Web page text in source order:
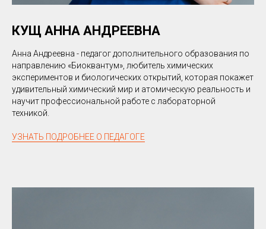
КУЩ АННА АНДРЕЕВНА
Анна Андреевна - педагог дополнительного образования по
направлению «Биоквантум», любитель химических
экспериментов и биологических открытий, которая покажет
удивительный химический мир и атомическую реальность и
научит профессиональной работе с лабораторной
техникой.
УЗНАТЬ ПОДРОБНЕЕ О ПЕДАГОГЕ